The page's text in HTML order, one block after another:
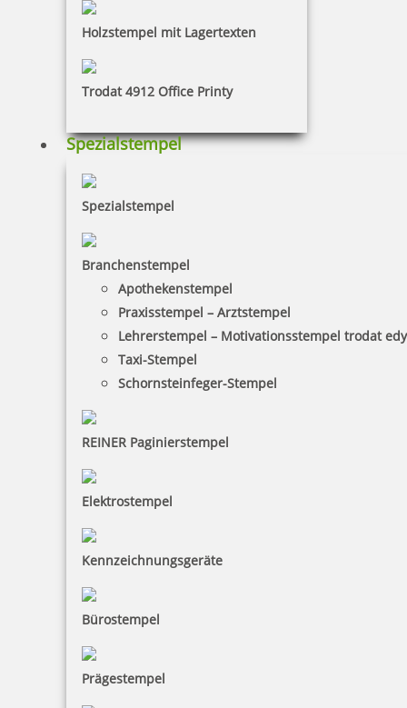
Holzstempel mit Lagertexten
Trodat 4912 Office Printy
Spezialstempel
Spezialstempel
Branchenstempel
Apothekenstempel
Praxisstempel – Arztstempel
Lehrerstempel – Motivationsstempel trodat
Taxi-Stempel
Schornsteinfeger-Stempel
REINER Paginierstempel
Elektrostempel
Kennzeichnungsgeräte
Bürostempel
Prägestempel
Colop WOODIES Stempel Auto mit Tannenbaum
4,15 €
Colop WOODIES Stempel Fäustlinge